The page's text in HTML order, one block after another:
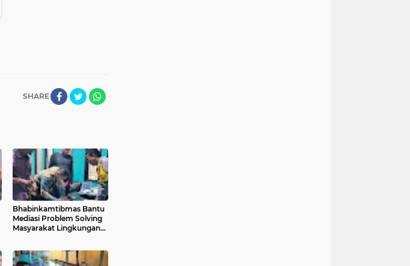
SHARE
Bhabinkamtibmas Bantu
Mediasi Problem Solving
Masyarakat Lingkungan